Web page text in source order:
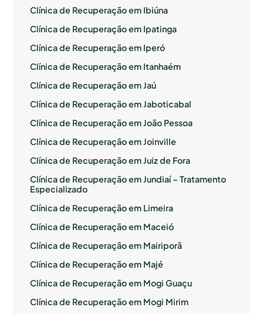
Clínica de Recuperação em Ibiúna
Clínica de Recuperação em Ipatinga
Clínica de Recuperação em Iperó
Clínica de Recuperação em Itanhaém
Clínica de Recuperação em Jaú
Clínica de Recuperação em Jaboticabal
Clínica de Recuperação em João Pessoa
Clínica de Recuperação em Joinville
Clínica de Recuperação em Juiz de Fora
Clínica de Recuperação em Jundiaí – Tratamento
Especializado
Clínica de Recuperação em Limeira
Clínica de Recuperação em Maceió
Clínica de Recuperação em Mairiporã
Clínica de Recuperação em Majé
Clínica de Recuperação em Mogi Guaçu
Clínica de Recuperação em Mogi Mirim